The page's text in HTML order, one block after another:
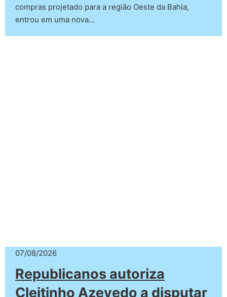
compras projetado para a região Oeste da Bahia,
entrou em uma nova…
07/08/2026
Republicanos autoriza
Cleitinho Azevedo a disputar